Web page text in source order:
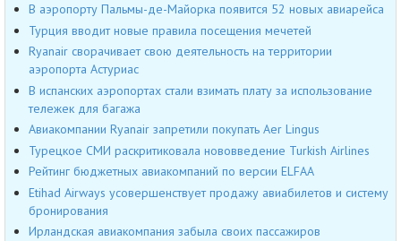
В аэропорту Пальмы-де-Майорка появится 52 новых авиарейса
Турция вводит новые правила посещения мечетей
Ryanair сворачивает свою деятельность на территории
аэропорта Астуриас
В испанских аэропортах стали взимать плату за использование
тележек для багажа
Авиакомпании Ryanair запретили покупать Aer Lingus
Турецкое СМИ раскритиковала нововведение Turkish Airlines
Рейтинг бюджетных авиакомпаний по версии ELFAA
Etihad Airways усовершенствует продажу авиабилетов и систему
бронирования
Ирландская авиакомпания забыла своих пассажиров